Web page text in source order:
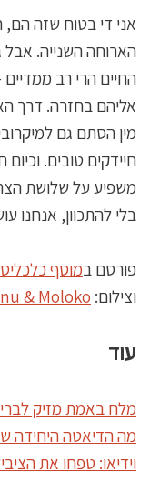
אני די בטוח שזה הם,
הארוחה השנייה.
החיים הרי רב
אליהם בחזרה. דרך
מין הסתם גם
חיידקים טובים.
משפיע על שלושת
בלי להתכוון, אנחנו
פורסם במוסף כלכליסט ב-22
וצילום: & Moloko
עוד
מלח באמת מזיק
מה הדיאטה היחידה
וידיאו: טפחו את